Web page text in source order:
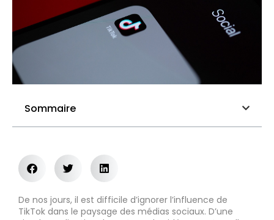
Sommaire
De nos jours, il est difficile d’ignorer l’influence de
TikTok dans le paysage des médias sociaux. D’une